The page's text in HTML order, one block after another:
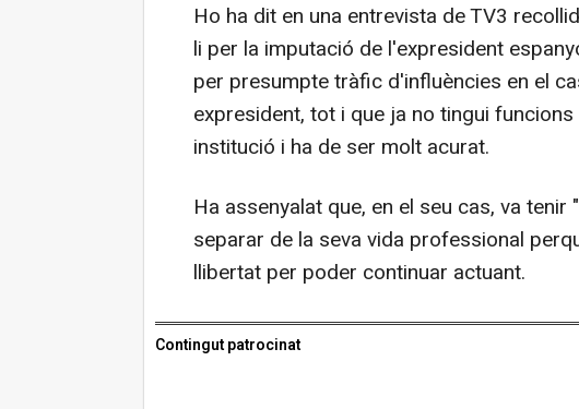
Ho ha dit en una entrevista de TV3
li per la imputació de l'expresident
per presumpte tràfic d'influències en el
expresident, tot i que ja no tingui
institució i ha de ser molt acurat.
Ha assenyalat que, en el seu cas, va
separar de la seva vida professional
llibertat per poder continuar actuant.
Contingut patrocinat